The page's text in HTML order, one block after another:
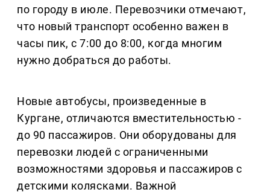
по городу в июле. Перевозчики отмечают,
что новый транспорт особенно важен в
часы пик, с 7:00 до 8:00, когда многим
нужно добраться до работы.
Новые автобусы, произведенные в
Кургане, отличаются вместительностью -
до 90 пассажиров. Они оборудованы для
перевозки людей с ограниченными
возможностями здоровья и пассажиров с
детскими колясками. Важной